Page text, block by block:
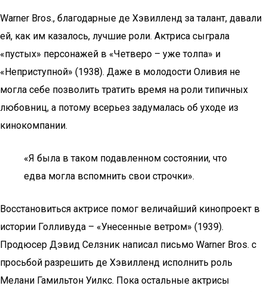
Warner Bros., благодарные де Хэвилленд за талант, давали
ей, как им казалось, лучшие роли. Актриса сыграла
«пустых» персонажей в «Четверо – уже толпа» и
«Неприступной» (1938). Даже в молодости Оливия не
могла себе позволить тратить время на роли типичных
любовниц, а потому всерьез задумалась об уходе из
кинокомпании.
«Я была в таком подавленном состоянии, что
едва могла вспомнить свои строчки».
Восстановиться актрисе помог величайший кинопроект в
истории Голливуда – «Унесенные ветром» (1939).
Продюсер Дэвид Селзник написал письмо Warner Bros. с
просьбой разрешить де Хэвилленд исполнить роль
Мелани Гамильтон Уилкс. Пока остальные актрисы